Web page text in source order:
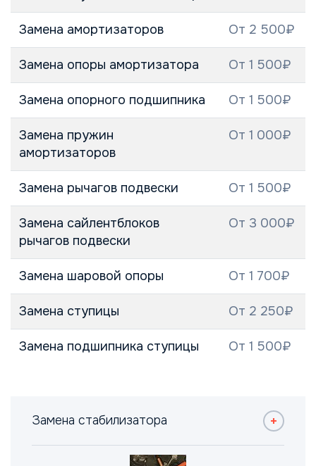
Замена амортизаторов От 2 500₽
Замена опоры амортизатора От 1 500₽
Замена опорного подшипника От 1 500₽
Замена пружин
амортизаторов
От 1 000₽
Замена рычагов подвески От 1 500₽
Замена сайлентблоков
рычагов подвески
От 3 000₽
Замена шаровой опоры От 1 700₽
Замена ступицы От 2 250₽
Замена подшипника ступицы От 1 500₽
Замена стабилизатора